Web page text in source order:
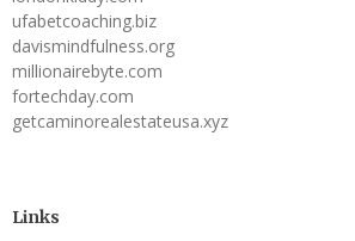
ufabetcoaching.biz
davismindfulness.org
millionairebyte.com
fortechday.com
getcaminorealestateusa.xyz
Links